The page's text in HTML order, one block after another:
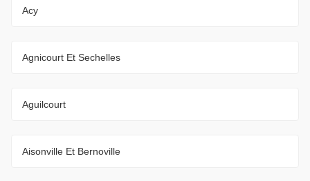
Acy
Agnicourt Et Sechelles
Aguilcourt
Aisonville Et Bernoville